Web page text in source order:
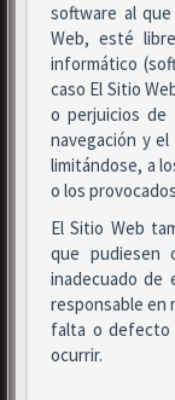
software al
Web, esté
informático
caso El Sitio
o perjuicios de
navegación y
limitándose, a
o los
El Sitio Web
que pudiesen
inadecuado de
responsable en
falta o defecto
ocurrir.